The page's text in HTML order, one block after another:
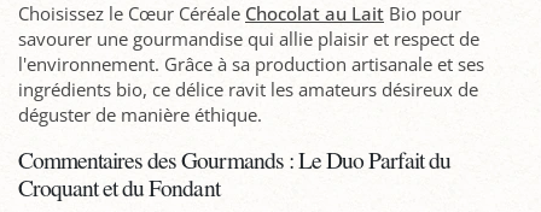
Choisissez le Cœur Céréale Chocolat au Lait Bio pour
savourer une gourmandise qui allie plaisir et respect de
l'environnement. Grâce à sa production artisanale et ses
ingrédients bio, ce délice ravit les amateurs désireux de
déguster de manière éthique.
Commentaires des Gourmands : Le Duo Parfait du
Croquant et du Fondant